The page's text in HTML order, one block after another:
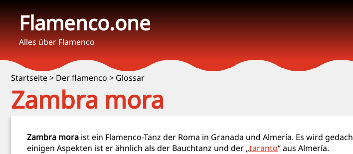
Flamenco.one
Alles über Flamenco
Startseite> Der flamenco > Glossar
Zambra mora
Zambra mora ist ein Flamenco-Tanz der Roma in Granada und Almería. Es wird
einigen Aspekten ist er ähnlich als der Bauchtanz und der „taranto“ aus Almería.